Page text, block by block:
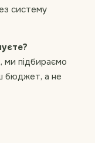
систему
ми підбираємо
бюджет, а не